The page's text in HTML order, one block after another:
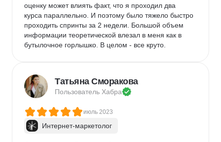
оценку может влиять факт, что я проходил два
курса параллельно. И поэтому было тяжело быстро
проходить спринты за 2 недели. Большой объем
информации теоретической влезал в меня как в
бутылочное горлышко. В целом - все круто.
знания, которые вы собираетесь монетизировать.
Тогда будет и мотивация и понимание для чего
нужно, а главное - материал будет восприниматься
по-другому. Некоторые мои однокурсники
проходили курс как некоторые студенты в ВУЗе,
лишь бы пройти, а в итоге в голове пусто. Если
Татьяна Сморакова
Пользователь Хабра
июль 2023
Интернет-маркетолог